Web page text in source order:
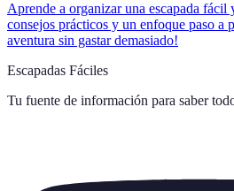
Aprende a organizar una escapada fácil
consejos prácticos y un enfoque paso a
aventura sin gastar demasiado!
Escapadas Fáciles
Tu fuente de información para saber